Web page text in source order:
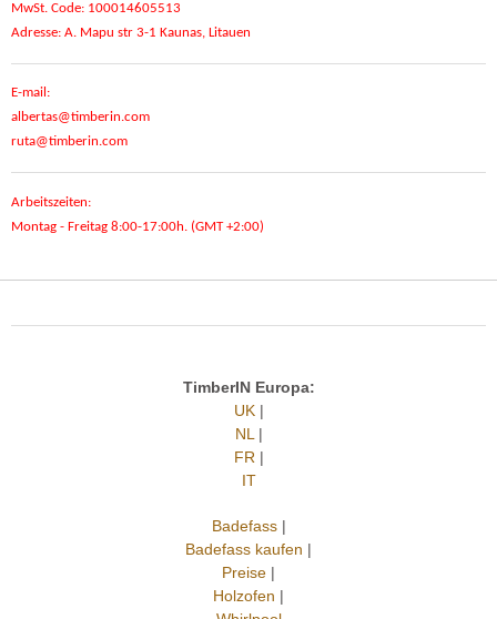
MwSt. Code: 100014605513
Adresse: A. Mapu str 3-1 Kaunas, Litauen
E-mail:
albertas@timberin.com
ruta@timberin.com
Arbeitszeiten:
Montag - Freitag 8:00-17:00h. (GMT +2:00)
TimberIN Europa:
UK|
NL |
FR |
IT
Badefass|
Badefass kaufen |
Preise |
Holzofen |